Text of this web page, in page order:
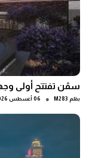
سڤن تفتتح أولى
بقلم M283
● 06 أغسطس 2026